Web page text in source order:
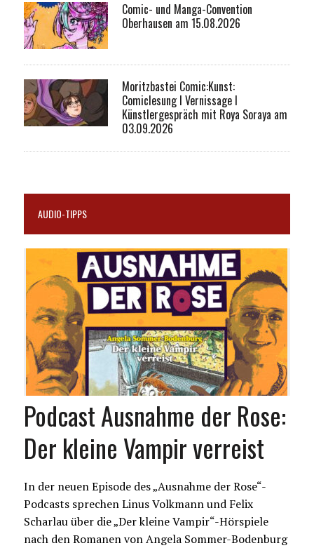
Comic- und Manga-Convention
Oberhausen am 15.08.2026
Moritzbastei Comic:Kunst:
Comiclesung I Vernissage I
Künstlergespräch mit Roya Soraya am
03.09.2026
AUDIO-TIPPS
Podcast Ausnahme der Rose:
Der kleine Vampir verreist
In der neuen Episode des „Ausnahme der Rose“-
Podcasts sprechen Linus Volkmann und Felix
Scharlau über die „Der kleine Vampir“-Hörspiele
nach den Romanen von Angela Sommer-Bodenburg